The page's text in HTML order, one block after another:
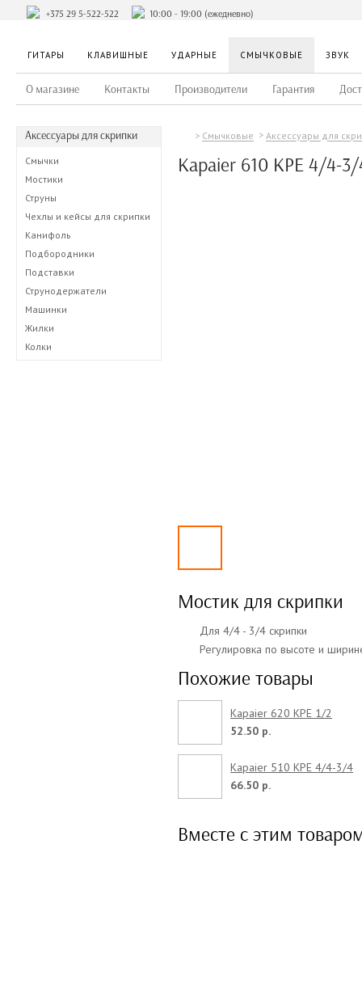
+375 29 5-522-522 10:00 - 19:00 (ежедневно)
ГИТАРЫ КЛАВИШНЫЕ УДАРНЫЕ СМЫЧКОВЫЕ ЗВУК
О магазине Контакты Производители Гарантия
Аксессуары для скрипки
Смычки
Мостики
Струны
Чехлы и кейсы для скрипки
Канифоль
Подбородники
Подставки
Струнодержатели
Машинки
Жилки
Колки
Смычковые Аксессуары для
Kapaier 610 KPE 4/4-
Мостик для скрипки
Для 4/4 - 3/4 скрипки
Регулировка по высоте и
Похожие товары
Kapaier 620 KPE 1/2
52.50 р.
Kapaier 510 KPE 4/4-3/4
66.50 р.
Вместе с этим